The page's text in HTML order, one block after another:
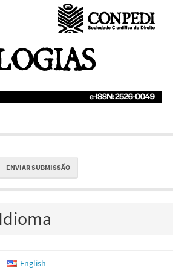
ENVIAR SUBMISSÃO
Idioma
English